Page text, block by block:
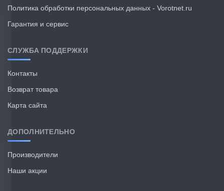
Политика обработки персональных данных - Vorotnet.ru
Гарантия и сервис
СЛУЖБА ПОДДЕРЖКИ
Контакты
Возврат товара
Карта сайта
ДОПОЛНИТЕЛЬНО
Производители
Наши акции